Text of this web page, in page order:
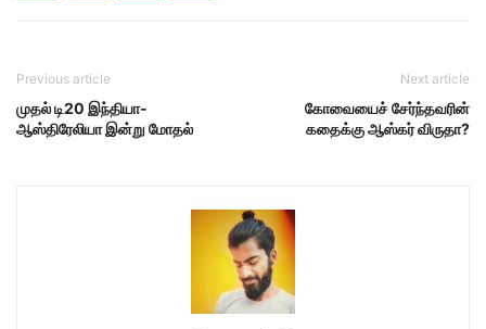
Previous article
முதல் டி20 இந்தியா-
ஆஸ்திரேலியா இன்று மோதல்
Next article
கோவையைச் சேர்ந்தவரின்
கதைக்கு ஆஸ்கர் விருதா?